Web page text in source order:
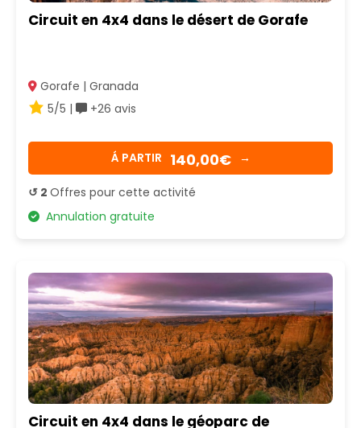
Circuit en 4x4 dans le désert de Gorafe
Gorafe | Granada
5/5 |
+26 avis
Á PARTIR 140,00€ →
↺ 2 Offres pour cette activité
Annulation gratuite
Circuit en 4x4 dans le géoparc de